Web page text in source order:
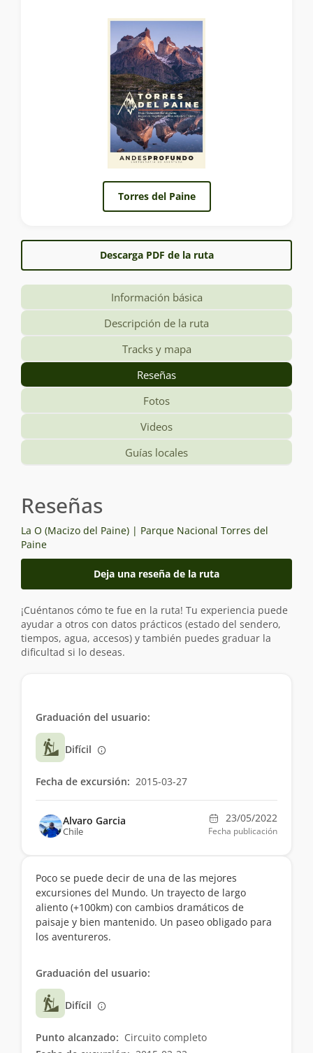
Torres del Paine
Descarga PDF de la ruta
Información básica
Descripción de la ruta
Tracks y mapa
Reseñas
Fotos
Videos
Guías locales
Reseñas
La O (Macizo del Paine) | Parque Nacional Torres del
Paine
Deja una reseña de la ruta
¡Cuéntanos cómo te fue en la ruta! Tu experiencia puede
ayudar a otros con datos prácticos (estado del sendero,
tiempos, agua, accesos) y también puedes graduar la
dificultad si lo deseas.
Graduación del usuario:
Difícil
Fecha de excursión: 2015-03-27
Alvaro Garcia
Chile
23/05/2022
Fecha publicación
Poco se puede decir de una de las mejores
excursiones del Mundo. Un trayecto de largo
aliento (+100km) con cambios dramáticos de
paisaje y bien mantenido. Un paseo obligado para
los aventureros.
Graduación del usuario:
Difícil
Punto alcanzado: Circuito completo